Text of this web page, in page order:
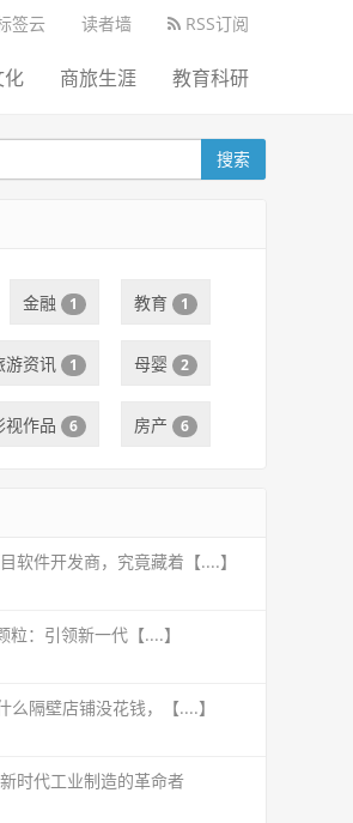
签云 读者墙 RSS订阅
化 商旅生涯 教育科研
搜索
金融 1 教育 1
游资讯 1 母婴 2
视作品 6 房产 6
软件开发商，究竟藏着【....】
：引领新一代【....】
么隔壁店铺没花钱，【....】
时代工业制造的革命者